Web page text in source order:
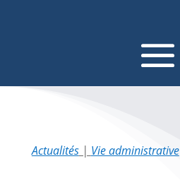
Actualités| Vie administrative